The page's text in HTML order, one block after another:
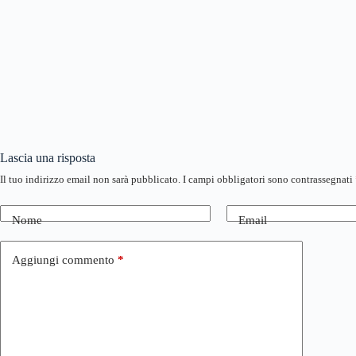
Lascia una risposta
Il tuo indirizzo email non sarà pubblicato. I campi obbligatori sono contrassegnati
Nome Email
Aggiungi commento *